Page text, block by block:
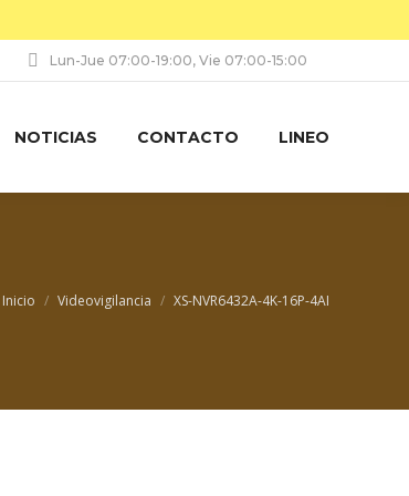
Lun-Jue 07:00-19:00, Vie 07:00-15:00
NOTICIAS CONTACTO LINEO
Estás aquí:
Inicio Videovigilancia XS-NVR6432A-4K-16P-4AI